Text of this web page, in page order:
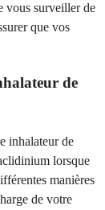
vous surveiller de
que vos
de
inhalateur de
lorsque
manières
de votre